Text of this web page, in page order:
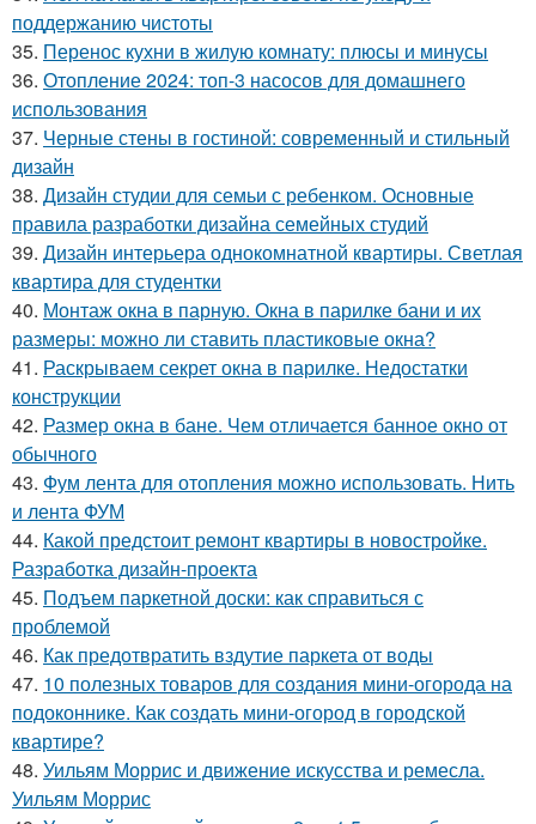
поддержанию чистоты
35. Перенос кухни в жилую комнату: плюсы и минусы
36. Отопление 2024: топ-3 насосов для домашнего
использования
37. Черные стены в гостиной: современный и стильный
дизайн
38. Дизайн студии для семьи с ребенком. Основные
правила разработки дизайна семейных студий
39. Дизайн интерьера однокомнатной квартиры. Светлая
квартира для студентки
40. Монтаж окна в парную. Окна в парилке бани и их
размеры: можно ли ставить пластиковые окна?
41. Раскрываем секрет окна в парилке. Недостатки
конструкции
42. Размер окна в бане. Чем отличается банное окно от
обычного
43. Фум лента для отопления можно использовать. Нить
и лента ФУМ
44. Какой предстоит ремонт квартиры в новостройке.
Разработка дизайн-проекта
45. Подъем паркетной доски: как справиться с
проблемой
46. Как предотвратить вздутие паркета от воды
47. 10 полезных товаров для создания мини-огорода на
подоконнике. Как создать мини-огород в городской
квартире?
48. Уильям Моррис и движение искусства и ремесла.
Уильям Моррис